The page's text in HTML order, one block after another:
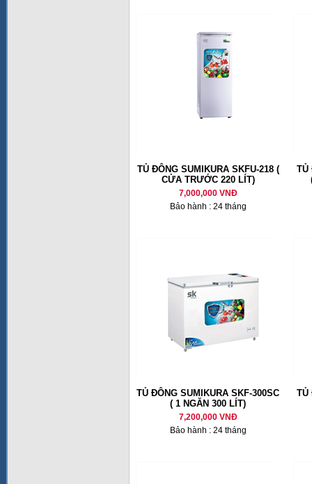
TỦ ĐÔNG SUMIKURA SKFU-218 (
CỬA TRƯỚC 220 LÍT)
7,000,000 VNĐ
Bảo hành : 24 tháng
TỦ
TỦ ĐÔNG SUMIKURA SKF-300SC
( 1 NGĂN 300 LÍT)
7,200,000 VNĐ
Bảo hành : 24 tháng
TỦ